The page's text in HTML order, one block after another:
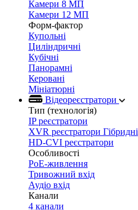
Камери 8 МП
Камери 12 МП
Форм-фактор
Купольні
Циліндричні
Кубічні
Панорамні
Керовані
Мініатюрні
Відеореєстратори
Тип (технологія)
IP реєстратори
XVR реєстратори Гібридні
HD-CVI реєстратори
Особливості
PoE-живлення
Тривожний вхід
Аудіо вхід
Канали
4 канали